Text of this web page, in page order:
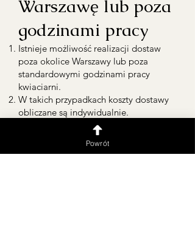
Warszawę lub poza
godzinami pracy
Istnieje możliwość realizacji dostaw
poza okolice Warszawy lub poza
standardowymi godzinami pracy
kwiaciarni.
W takich przypadkach koszty dostawy
obliczane są indywidualnie.
Klient powinien skontaktować się z
kwiaciarnią w celu uzyskania
szczegółowych informacji i ustalenia
Powrót